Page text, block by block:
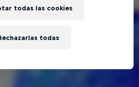
todas
todas las cookies